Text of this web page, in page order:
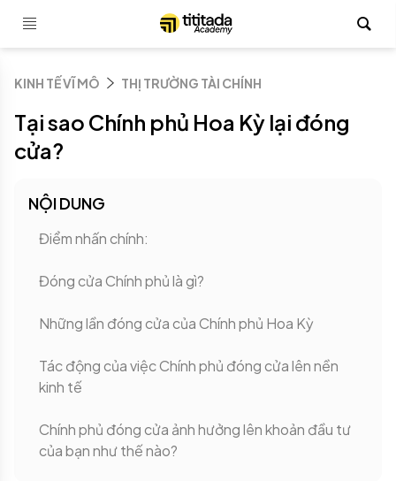
KINH TẾ VĨ MÔ THỊ TRƯỜNG TÀI CHÍNH
Tại sao Chính phủ Hoa Kỳ lại đóng
cửa?
NỘI DUNG
Điểm nhấn chính:
Đóng cửa Chính phủ là gì?
Những lần đóng cửa của Chính phủ Hoa Kỳ
Tác động của việc Chính phủ đóng cửa lên nền
kinh tế
Chính phủ đóng cửa ảnh hưởng lên khoản đầu tư
của bạn như thế nào?